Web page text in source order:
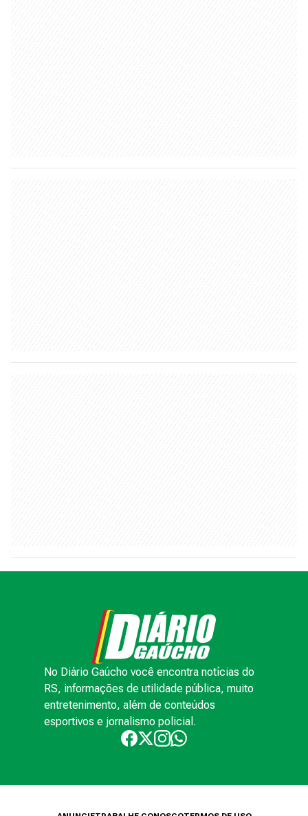
No Diário Gaúcho você encontra notícias do
RS, informações de utilidade pública, muito
entretenimento, além de conteúdos
esportivos e jornalismo policial.